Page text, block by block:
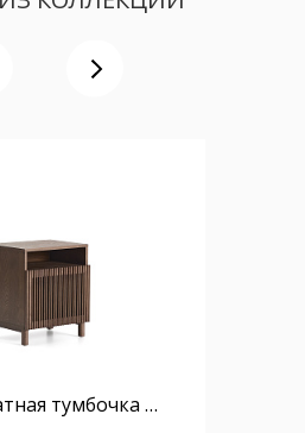
Прикроватная тумбочка Beyla из ясеня с отделкой под орех